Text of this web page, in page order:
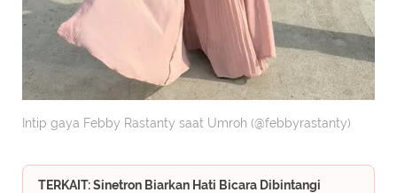
Intip gaya Febby Rastanty saat Umroh (@febbyrastanty)
TERKAIT: Sinetron Biarkan Hati Bicara Dibintangi